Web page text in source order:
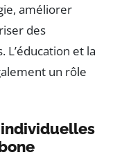
améliorer
des
et la
un rôle